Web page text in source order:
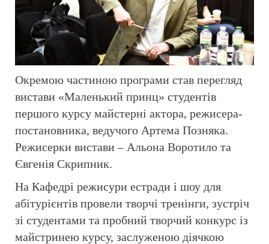
Окремою частиною програми став перегляд
вистави «Маленький принц» студентів
першого курсу майстерні актора, режисера-
постановника, ведучого Артема Позняка.
Режисерки вистави – Альона Воротило та
Євгенія Скрипник.
На Кафедрі режисури естради і шоу для
абітурієнтів провели творчі тренінги, зустріч
зі студентами та пробний творчий конкурс із
майстринею курсу, заслуженою діячкою